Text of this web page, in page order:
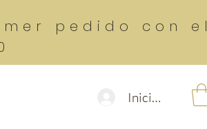
pedido con el
Iniciar sesión